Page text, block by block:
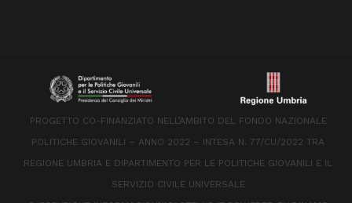
PROGETTO CO-FINANZIATO NELL’AMBITO DEL FONDO NAZIONALE
POLITICHE GIOVANILI – ANNO 2022 – INTESA N. 77/CU/2022 TRA
REGIONE UMBRIA E DIPARTIMENTO PER LE POLITICHE GIOVANILI E IL
SERVIZIO CIVILE UNIVERSALE